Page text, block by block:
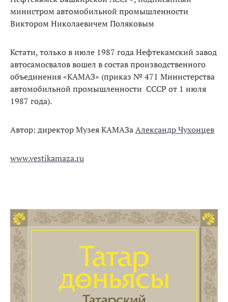
министром автомобильной промышленности
Виктором Николаевичем Поляковым
Кстати, только в июле 1987 года Нефтекамский завод
автосамосвалов вошел в состав производственного
объединения «КАМАЗ» (приказ № 471 Министерства
автомобильной промышленности СССР от 1 июля
1987 года).
Автор: директор Музея КАМАЗаАлександр Чухонцев
www.vestikamaza.ru